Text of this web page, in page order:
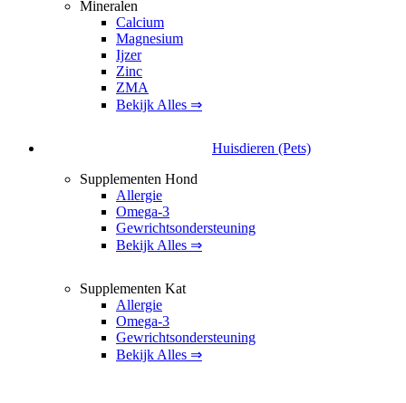
Mineralen
Calcium
Magnesium
Ijzer
Zinc
ZMA
Bekijk Alles ⇒
Huisdieren (Pets)
Supplementen Hond
Allergie
Omega-3
Gewrichtsondersteuning
Bekijk Alles ⇒
Supplementen Kat
Allergie
Omega-3
Gewrichtsondersteuning
Bekijk Alles ⇒